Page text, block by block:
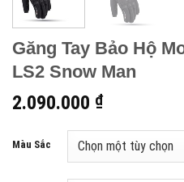
Găng Tay Bảo Hộ
LS2 Snow Man
2.090.000 ₫
Màu Sắc